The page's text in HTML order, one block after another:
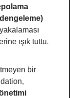
ışık tuttu.
bir